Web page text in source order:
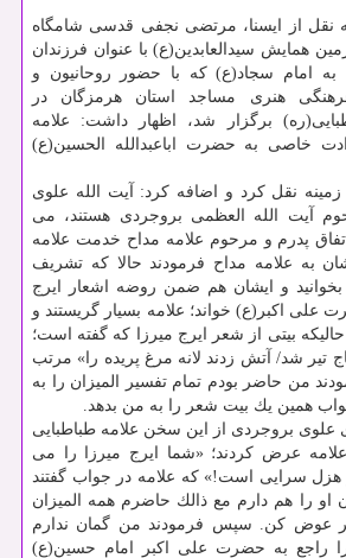
نقل از ایسنا، مرتضی نجفی قدسی شامگاه
همایش سیدالعابدین(ع) با عنوان فرزندان
به امام سجاد(ع) كه با حضور روحانیون و
هنری مساجد استان هرمزگان در
برگزار شد، اظهار داشت: علامه
خاصی به حضرت اباعبدالله الحسین(ع)
نقل كرد و اضافه كرد: آیت الله علوی
آیت الله العظمی بروجردی هستند، می
پدرم و مرحوم علامه مداح خدمت علامه
به علامه مداح فرمودند حالا كه تشریف
بخوانید و ایشان هم ضمن روضه اشعار ایرج
اكبر(ع) خواند؛ علامه بسیار گریستند و
بیتی از شعر ایرج میرزا كه گفته است؛
تیر شد/ آتش زدند لانه مرغ پریده را» مرتب
من حاضر بودم تمام تفسیر المیزان را به
ثواب همین یك بیت شعر را به من بدهد.
بروجردی از این سخن علامه طباطبایی
عرض كردند؛ «شما ایرج میرزا را می
سرایی است!» كه علامه در جواب گفتند
او را هم دارم مع ذالك حاضرم همه المیزان
عوض كن. سپس فرمودند من گمان ندارم
راجع به حضرت علی اكبر امام حسین(ع)